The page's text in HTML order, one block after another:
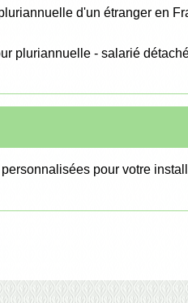
d'un étranger en
pluriannuelle - salarié
pour votre